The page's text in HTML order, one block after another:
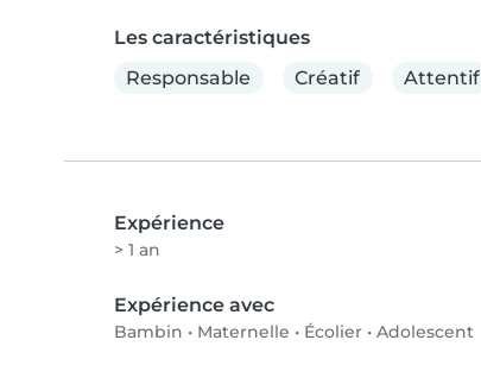
Les caractéristiques
Responsable
Créatif Attentif
Expérience
> 1 an
Expérience avec
Bambin • Maternelle • Écolier • Adolescent